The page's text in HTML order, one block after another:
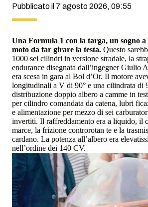
Pubblicato il 7 agosto 2026, 09:55
Una Formula 1 con la targa, un sogno
moto da far girare la testa. Questo
1000 sei cilindri in versione stradale, la
endurance disegnata dall’ingegner Giulio
era scesa in gara al Bol d’Or. Il motore
longitudinali a V di 90° e una cilindrata di
distribuzione doppio albero a camme in
per cilindro comandata da catena, lubri
e alimentazione per mezzo di sei
invertiti. Il raffreddamento era a liquido, il
marce, la frizione controrotan te e la
cardano. La potenza all’albero era
nell’ordine dei 140 CV.